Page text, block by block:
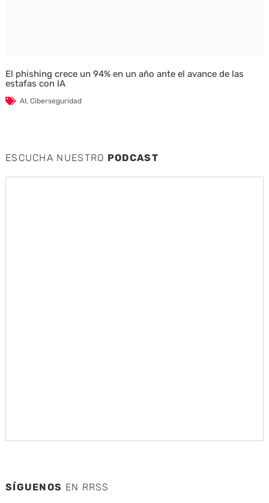
El phishing crece un 94% en un año ante el avance de las
estafas con IA
AI, Ciberseguridad
ESCUCHA NUESTRO PODCAST
SÍGUENOS EN RRSS